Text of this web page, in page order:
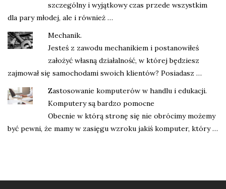
szczególny i wyjątkowy czas przede wszystkim
dla pary młodej, ale i również …
Mechanik.
Jesteś z zawodu mechanikiem i postanowiłeś
założyć własną działalność, w której będziesz
zajmował się samochodami swoich klientów? Posiadasz …
Zastosowanie komputerów w handlu i edukacji.
Komputery są bardzo pomocne
Obecnie w którą stronę się nie obrócimy możemy
być pewni, że mamy w zasięgu wzroku jakiś komputer, który …